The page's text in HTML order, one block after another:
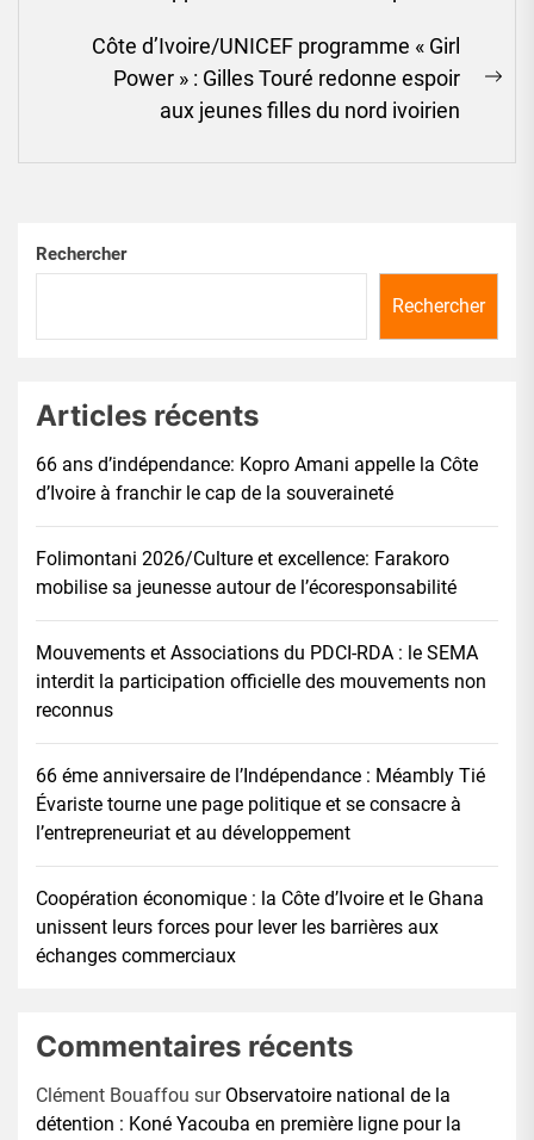
Côte d’Ivoire/UNICEF programme « Girl
Power » : Gilles Touré redonne espoir
aux jeunes filles du nord ivoirien
Rechercher
Rechercher
Articles récents
66 ans d’indépendance: Kopro Amani appelle la Côte
d’Ivoire à franchir le cap de la souveraineté
Folimontani 2026/Culture et excellence: Farakoro
mobilise sa jeunesse autour de l’écoresponsabilité
Mouvements et Associations du PDCI-RDA : le SEMA
interdit la participation officielle des mouvements non
reconnus
66 éme anniversaire de l’Indépendance : Méambly Tié
Évariste tourne une page politique et se consacre à
l’entrepreneuriat et au développement
Coopération économique : la Côte d’Ivoire et le Ghana
unissent leurs forces pour lever les barrières aux
échanges commerciaux
Commentaires récents
Clément Bouaffou sur Observatoire national de la
détention : Koné Yacouba en première ligne pour la